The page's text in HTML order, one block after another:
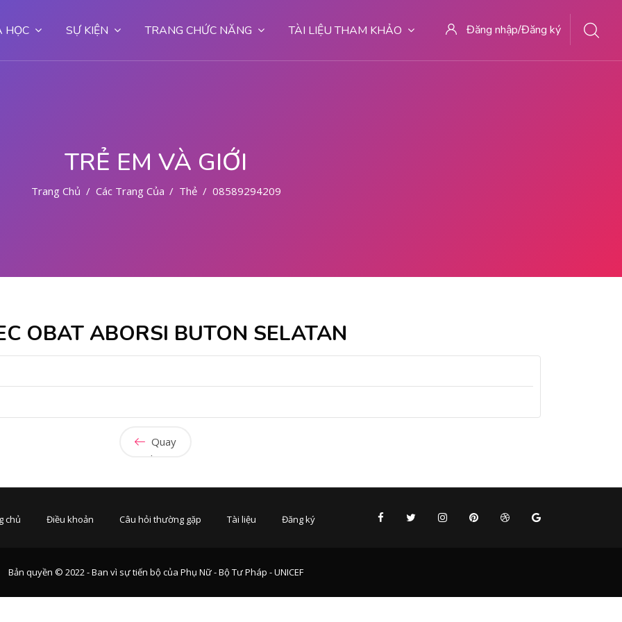
HỌC SỰ KIỆN TRANG CHỨC NĂNG TÀI LIỆU THAM KHẢO Đăng nhập/Đăng ký
TRẺ EM VÀ GIỚI
Trang Chủ Các Trang Của Hệ Thống
Thẻ 085892942094 CYTOTEC OBAT ABORSI BUTON SELATAN
OBAT ABORSI BUTON SELATAN
Quay
lại
chủ Điều khoản Câu hỏi thường gặp Tài liệu Đăng ký
Bản quyền © 2022 - Ban vì sự tiến bộ của Phụ Nữ - Bộ Tư Pháp - UNICEF